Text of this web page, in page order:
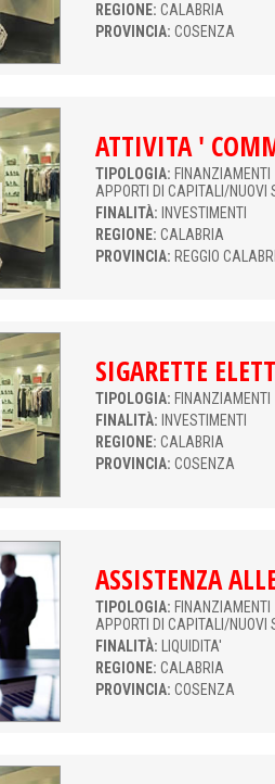
REGIONE: CALABRIA
PROVINCIA: COSENZA
ATTIVITA '
TIPOLOGIA:
APPORTI DI CAPITALI/NUOVI
FINALITÀ: INVESTIMENTI
REGIONE: CALABRIA
PROVINCIA: REGGIO
SIGARETTE
TIPOLOGIA:
FINALITÀ: INVESTIMENTI
REGIONE: CALABRIA
PROVINCIA: COSENZA
ASSISTENZA
TIPOLOGIA:
APPORTI DI CAPITALI/NUOVI
FINALITÀ:
LIQUIDITA'
REGIONE: CALABRIA
PROVINCIA: COSENZA